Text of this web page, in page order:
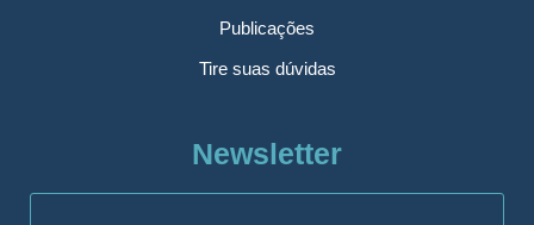
Publicações
Tire suas dúvidas
Newsletter